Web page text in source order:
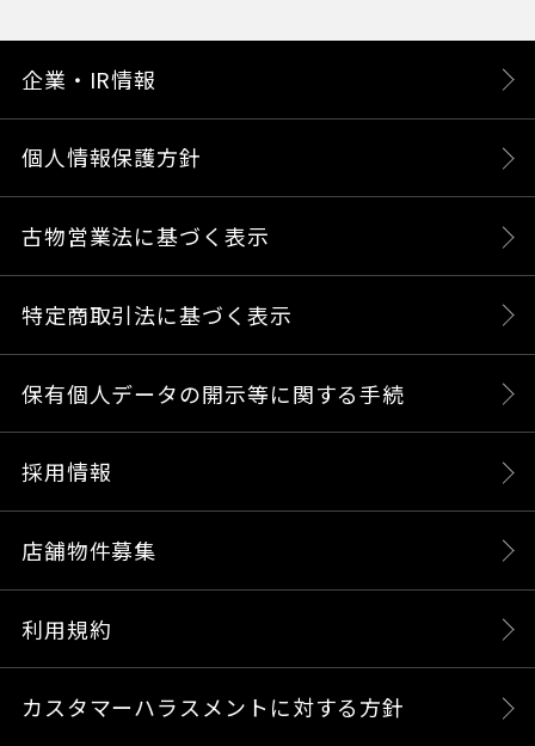
企業・IR情報
個人情報保護方針
古物営業法に基づく表示
特定商取引法に基づく表示
保有個人データの開示等に関する手続
採用情報
店舗物件募集
利用規約
カスタマーハラスメントに対する方針